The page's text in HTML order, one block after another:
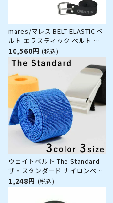
mares/マレス BELT ELASTIC ベ
ルト エラスティック ベルト ウ
エイトベルト ダイビング
10,560円 (税込)
ウェイトベルト The Standard
ザ・スタンダード ナイロンベル
ト ナイロン ベルト ダイビング
アクセサリー パーツ ウエイト
1,248円 (税込)